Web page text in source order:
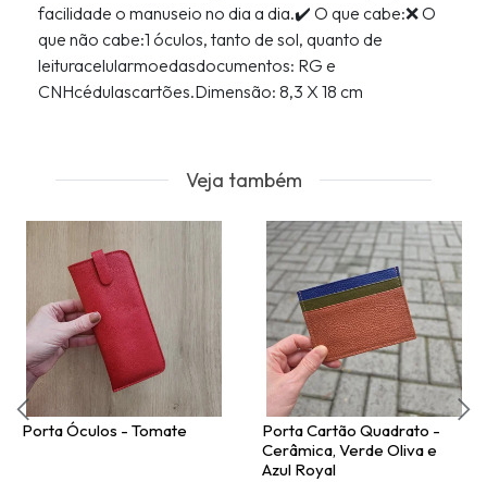
facilidade o manuseio no dia a dia.✔️ O que cabe:❌ O
que não cabe:1 óculos, tanto de sol, quanto de
leituracelularmoedasdocumentos: RG e
CNHcédulascartões.Dimensão: 8,3 X 18 cm
Veja também
Porta Óculos - Tomate
Porta Cartão Quadrato -
Cerâmica, Verde Oliva e
Azul Royal